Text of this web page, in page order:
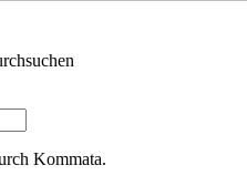
Kommata.